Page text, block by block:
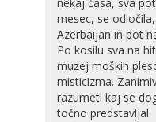
mesec, se
Azerbaijan in pot
Po kosilu sva na
muzej moških
misticizma.
razumeti kaj se
točno predstavljal.